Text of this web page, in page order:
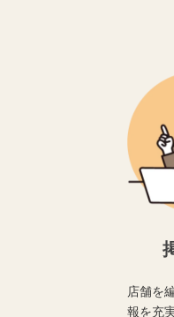
店舗を
報を充